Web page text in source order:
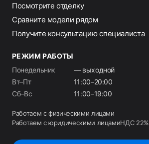
Посмотрите отделку
Сравните модели рядом
Получите консультацию специалиста
РЕЖИМ РАБОТЫ
Понедельник
— выходной
Вт–Пт
11:00–20:00
Сб–Вс
11:00–19:00
Работаем с физическими лицами
Работаем с юридическими лицамиНДС 22%